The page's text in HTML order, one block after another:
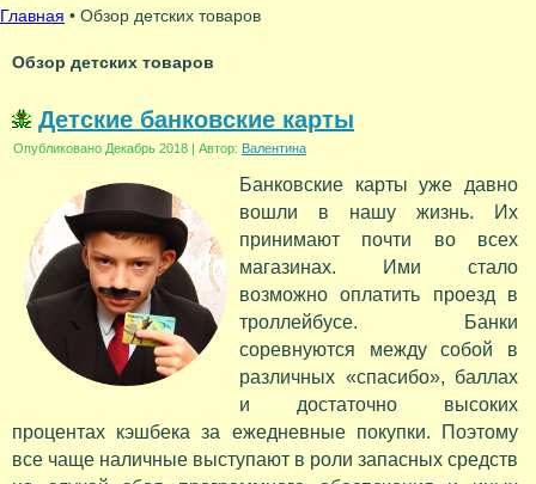
Главная • Обзор детских товаров
Обзор детских товаров
Детские банковские карты
Опубликовано Декабрь 2018 | Автор: Валентина
Банковские карты уже давно
вошли в нашу жизнь. Их
принимают почти во всех
магазинах. Ими стало
возможно оплатить проезд в
троллейбусе. Банки
соревнуются между собой в
различных «спасибо», баллах
и достаточно высоких
процентах кэшбека за ежедневные покупки. Поэтому
все чаще наличные выступают в роли запасных средств